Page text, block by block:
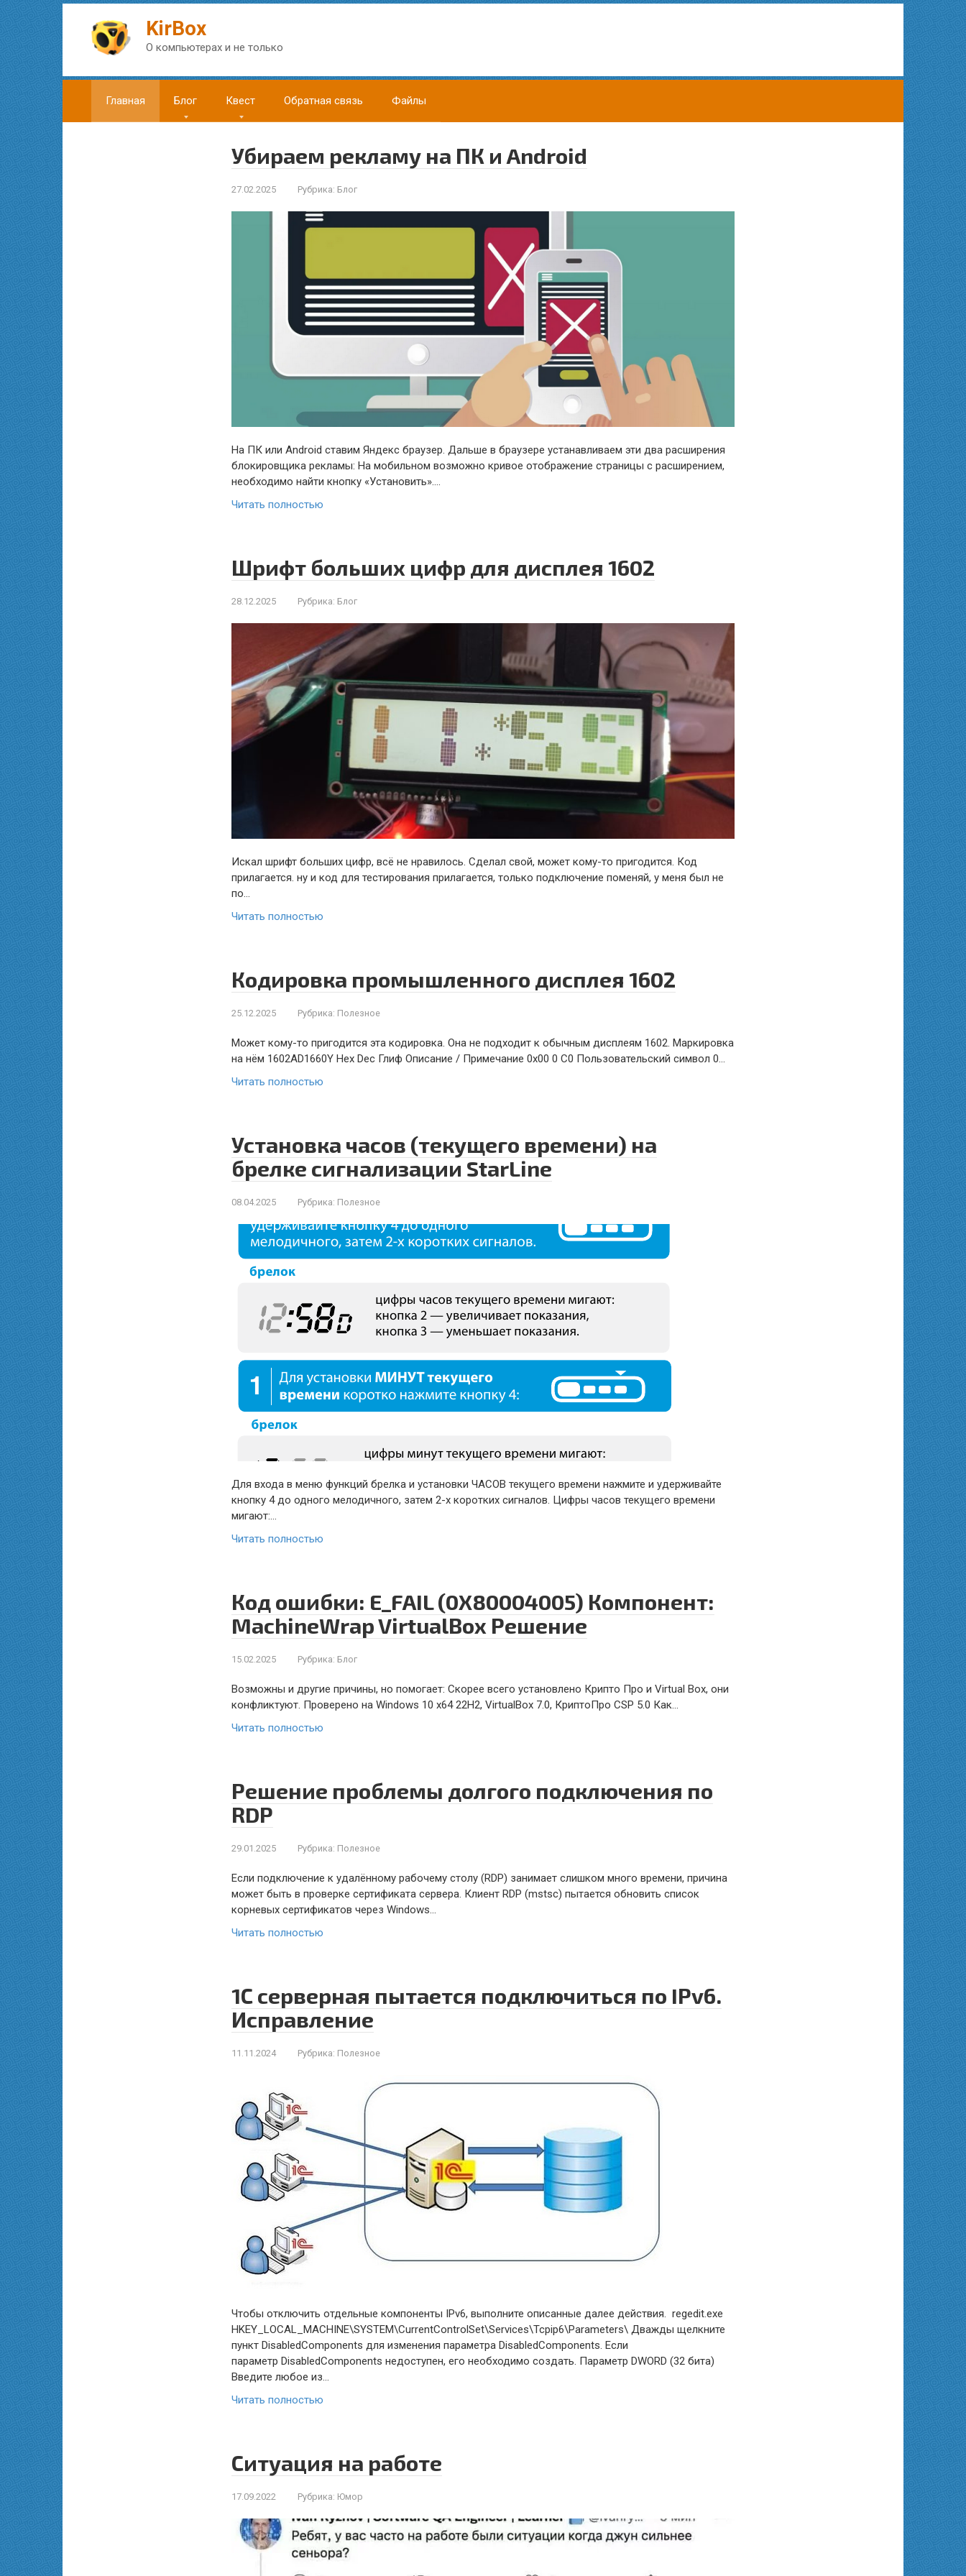
KirBox
О компьютерах и не только
Главная Блог Квест Обратная связь Файлы
Убираем рекламу на ПК и Android
27.02.2025 Рубрика: Блог
На ПК или Android ставим Яндекс браузер. Дальше в браузере устанавливаем эти два расширения
блокировщика рекламы: На мобильном возможно кривое отображение страницы с расширением,
необходимо найти кнопку «Установить»….
Читать полностью
Шрифт больших цифр для дисплея 1602
28.12.2025 Рубрика: Блог
Искал шрифт больших цифр, всё не нравилось. Сделал свой, может кому-то пригодится. Код
прилагается. ну и код для тестирования прилагается, только подключение поменяй, у меня был не
по…
Читать полностью
Кодировка промышленного дисплея 1602
25.12.2025 Рубрика: Полезное
Может кому-то пригодится эта кодировка. Она не подходит к обычным дисплеям 1602. Маркировка
на нём 1602AD1660Y Hex Dec Глиф Описание / Примечание 0x00 0 C0 Пользовательский символ 0…
Читать полностью
Установка часов (текущего времени) на
брелке сигнализации StarLine
08.04.2025 Рубрика: Полезное
Для входа в меню функций брелка и установки ЧАСОВ текущего времени нажмите и удерживайте
кнопку 4 до одного мелодичного, затем 2-х коротких сигналов. Цифры часов текущего времени
мигают:…
Читать полностью
Код ошибки: E_FAIL (0X80004005) Компонент:
MachineWrap VirtualBox Решение
15.02.2025 Рубрика: Блог
Возможны и другие причины, но помогает: Скорее всего установлено Крипто Про и Virtual Box, они
конфликтуют. Проверено на Windows 10 x64 22H2, VirtualBox 7.0, КриптоПро CSP 5.0 Как…
Читать полностью
Решение проблемы долгого подключения по
RDP
29.01.2025 Рубрика: Полезное
Если подключение к удалённому рабочему столу (RDP) занимает слишком много времени, причина
может быть в проверке сертификата сервера. Клиент RDP (mstsc) пытается обновить список
корневых сертификатов через Windows…
Читать полностью
1С серверная пытается подключиться по IPv6.
Исправление
11.11.2024 Рубрика: Полезное
Чтобы отключить отдельные компоненты IPv6, выполните описанные далее действия. regedit.exe
HKEY_LOCAL_MACHINE\SYSTEM\CurrentControlSet\Services\Tcpip6\Parameters\ Дважды щелкните
пункт DisabledComponents для изменения параметра DisabledComponents. Если
параметр DisabledComponents недоступен, его необходимо создать. Параметр DWORD (32 бита)
Введите любое из…
Читать полностью
Ситуация на работе
17.09.2022 Рубрика: Юмор